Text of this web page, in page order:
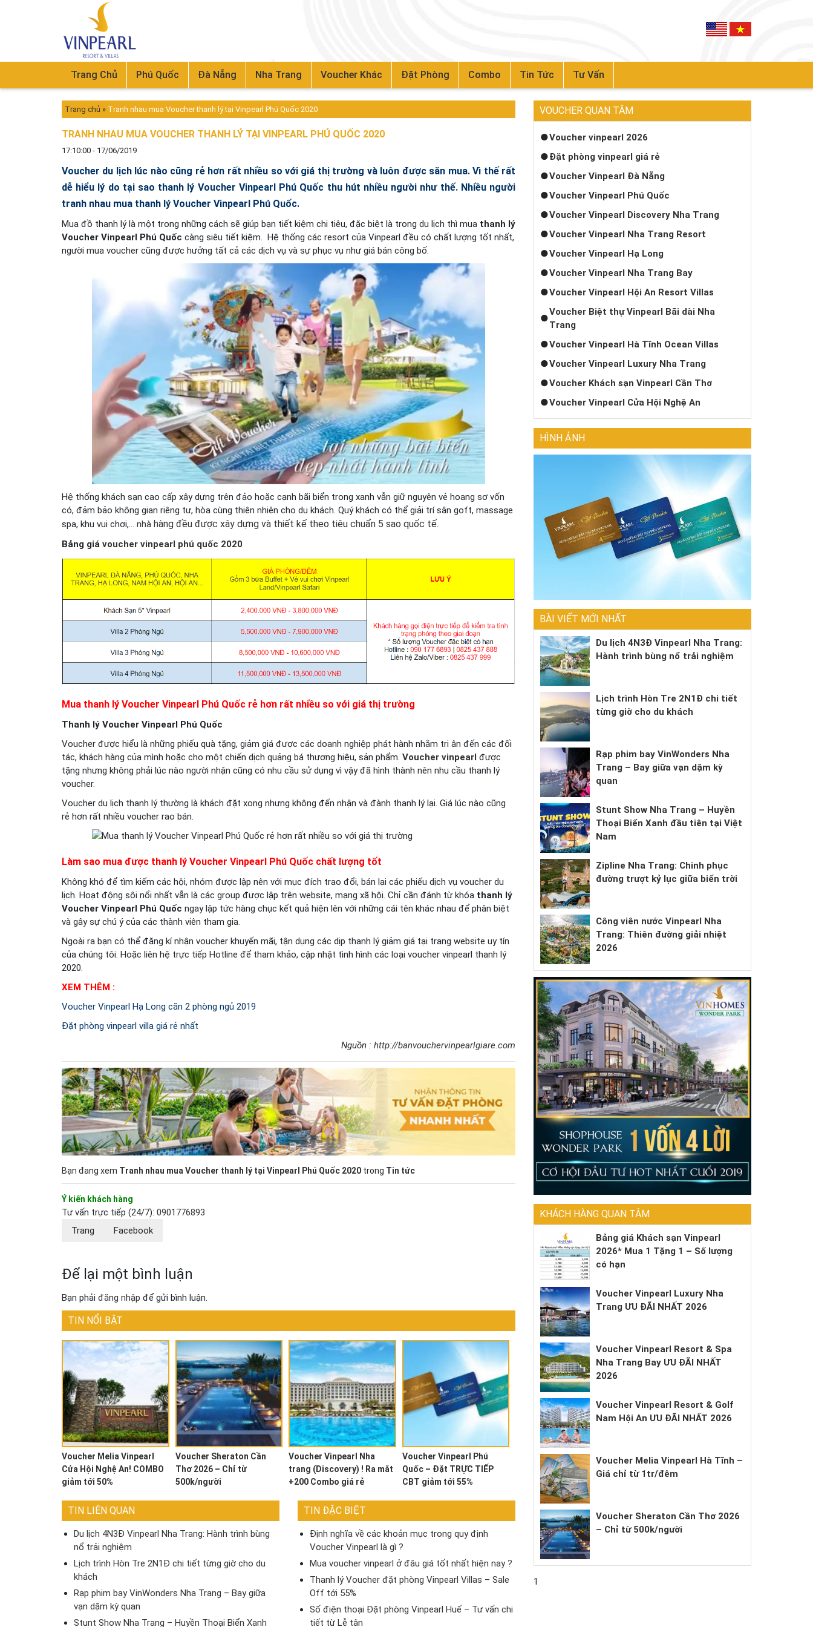
Trang Chủ Phú Quốc Đà Nẵng Nha Trang Voucher Khác Đặt Phòng Combo Tin Tức Tư Vấn
Trang chủ » Tranh nhau mua Voucher thanh lý tại Vinpearl Phú Quốc 2020
TRANH NHAU MUA VOUCHER THANH LÝ TẠI VINPEARL PHÚ QUỐC 2020
17:10:00 - 17/06/2019
Voucher du lịch lúc nào cũng rẻ hơn rất nhiều so với giá thị trường và luôn được săn mua. Vì thế rất
dễ hiểu lý do tại sao thanh lý Voucher Vinpearl Phú Quốc thu hút nhiều người như thế. Nhiều người
tranh nhau mua thanh lý Voucher Vinpearl Phú Quốc.
Mua đồ thanh lý là một trong những cách sẽ giúp bạn tiết kiệm chi tiêu, đặc biệt là trong du lịch thì mua thanh lý
Voucher Vinpearl Phú Quốc càng siêu tiết kiệm. Hệ thống các resort của Vinpearl đều có chất lượng tốt nhất,
người mua voucher cũng được hưởng tất cả các dịch vụ và sự phục vụ như giá bán công bố.
Hệ thống khách sạn cao cấp xây dựng trên đảo hoặc cạnh bãi biển trong xanh vẫn giữ nguyên vẻ hoang sơ vốn
có, đảm bảo không gian riêng tư, hòa cùng thiên nhiên cho du khách. Quý khách có thể giải trí sân goft, massage
spa, khu vui chơi,… nhà hàng đều được xây dựng và thiết kế theo tiêu chuẩn 5 sao quốc tế.
Bảng giá voucher vinpearl phú quốc 2020
Mua thanh lý Voucher Vinpearl Phú Quốc rẻ hơn rất nhiều so với giá thị trường
Thanh lý Voucher Vinpearl Phú Quốc
Voucher được hiểu là những phiếu quà tặng, giảm giá được các doanh nghiệp phát hành nhằm tri ân đến các đối
tác, khách hàng của mình hoặc cho một chiến dịch quảng bá thương hiệu, sản phẩm. Voucher vinpearl được
tặng nhưng không phải lúc nào người nhận cũng có nhu cầu sử dụng vì vậy đã hình thành nên nhu cầu thanh lý
voucher.
Voucher du lịch thanh lý thường là khách đặt xong nhưng không đến nhận và đành thanh lý lại. Giá lúc nào cũng
rẻ hơn rất nhiều voucher rao bán.
Làm sao mua được thanh lý Voucher Vinpearl Phú Quốc chất lượng tốt
Không khó để tìm kiếm các hội, nhóm được lập nên với mục đích trao đổi, bán lại các phiếu dịch vụ voucher du
lịch. Hoạt động sôi nổi nhất vẫn là các group được lập trên website, mạng xã hội. Chỉ cần đánh từ khóa thanh lý
Voucher Vinpearl Phú Quốc ngay lập tức hàng chục kết quả hiện lên với những cái tên khác nhau để phân biệt
và gây sự chú ý của các thành viên tham gia.
Ngoài ra bạn có thể đăng kí nhận voucher khuyến mãi, tận dụng các dịp thanh lý giảm giá tại trang website uy tín
của chúng tôi. Hoặc liên hệ trực tiếp Hotline để tham khảo, cập nhật tình hình các loại voucher vinpearl thanh lý
2020.
XEM THÊM :
Voucher Vinpearl Hạ Long căn 2 phòng ngủ 2019
Đặt phòng vinpearl villa giá rẻ nhất
Nguồn : http://banvouchervinpearlgiare.com
Bạn đang xem Tranh nhau mua Voucher thanh lý tại Vinpearl Phú Quốc 2020 trong Tin tức
Ý kiến khách hàng
Tư vấn trực tiếp (24/7): 0901776893
Trang
Facebook
Để lại một bình luận
Bạn phải đăng nhập để gửi bình luận.
TIN NỔI BẬT
Voucher Melia Vinpearl
Cửa Hội Nghệ An! COMBO
giảm tới 50%
Voucher Sheraton Cần
Thơ 2026 – Chỉ từ
500k/người
Voucher Vinpearl Nha
trang (Discovery) ! Ra mắt
+200 Combo giá rẻ
Voucher Vinpearl Phú
Quốc – Đặt TRỰC TIẾP
CBT giảm tới 55%
TIN LIÊN QUAN
Du lịch 4N3Đ Vinpearl Nha Trang: Hành trình bùng
nổ trải nghiệm
Lịch trình Hòn Tre 2N1Đ chi tiết từng giờ cho du
khách
Rạp phim bay VinWonders Nha Trang – Bay giữa
vạn dặm kỳ quan
Stunt Show Nha Trang – Huyền Thoại Biển Xanh
TIN ĐẶC BIỆT
Định nghĩa về các khoản mục trong quy định
Voucher Vinpearl là gì ?
Mua voucher vinpearl ở đâu giá tốt nhất hiện nay ?
Thanh lý Voucher đặt phòng Vinpearl Villas – Sale
Off tới 55%
Số điện thoại Đặt phòng Vinpearl Huế – Tư vấn chi
tiết từ Lễ tân
VOUCHER QUAN TÂM
Voucher vinpearl 2026
Đặt phòng vinpearl giá rẻ
Voucher Vinpearl Đà Nẵng
Voucher Vinpearl Phú Quốc
Voucher Vinpearl Discovery Nha Trang
Voucher Vinpearl Nha Trang Resort
Voucher Vinpearl Hạ Long
Voucher Vinpearl Nha Trang Bay
Voucher Vinpearl Hội An Resort Villas
Voucher Biệt thự Vinpearl Bãi dài Nha
Trang
Voucher Vinpearl Hà Tĩnh Ocean Villas
Voucher Vinpearl Luxury Nha Trang
Voucher Khách sạn Vinpearl Cần Thơ
Voucher Vinpearl Cửa Hội Nghệ An
HÌNH ẢNH
BÀI VIẾT MỚI NHẤT
Du lịch 4N3Đ Vinpearl Nha Trang:
Hành trình bùng nổ trải nghiệm
Lịch trình Hòn Tre 2N1Đ chi tiết
từng giờ cho du khách
Rạp phim bay VinWonders Nha
Trang – Bay giữa vạn dặm kỳ
quan
Stunt Show Nha Trang – Huyền
Thoại Biển Xanh đầu tiên tại Việt
Nam
Zipline Nha Trang: Chinh phục
đường trượt kỷ lục giữa biển trời
Công viên nước Vinpearl Nha
Trang: Thiên đường giải nhiệt
2026
KHÁCH HÀNG QUAN TÂM
Bảng giá Khách sạn Vinpearl
2026* Mua 1 Tặng 1 – Số lượng
có hạn
Voucher Vinpearl Luxury Nha
Trang ƯU ĐÃI NHẤT 2026
Voucher Vinpearl Resort & Spa
Nha Trang Bay ƯU ĐÃI NHẤT
2026
Voucher Vinpearl Resort & Golf
Nam Hội An ƯU ĐÃI NHẤT 2026
Voucher Melia Vinpearl Hà Tĩnh –
Giá chỉ từ 1tr/đêm
Voucher Sheraton Cần Thơ 2026
– Chỉ từ 500k/người
1